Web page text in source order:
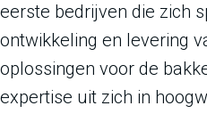
eerste bedrijven die zich
ontwikkeling en levering
oplossingen voor de
expertise uit zich in